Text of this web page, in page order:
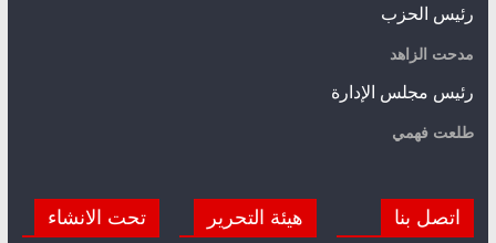
رئيس الحزب
مدحت الزاهد
رئيس مجلس الإدارة
طلعت فهمي
اتصل بنا هيئة التحرير تحت الانشاء